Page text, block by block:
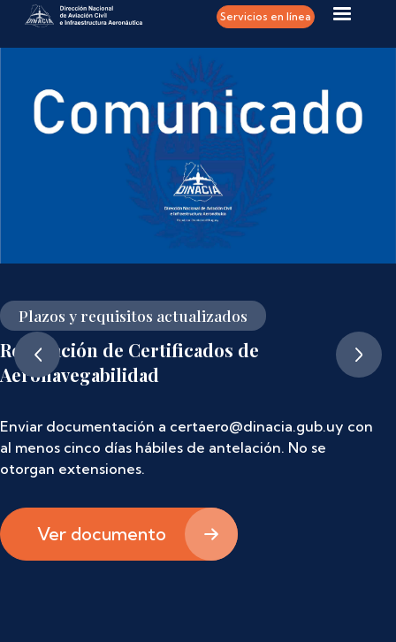
Pasar al contenido principal Servicios en línea
Plazos y requisitos actualizados
Renovación de Certificados de
Aeronavegabilidad
Enviar documentación a certaero@dinacia.gub.uy con
al menos cinco días hábiles de antelación. No se
otorgan extensiones.
Ver documento